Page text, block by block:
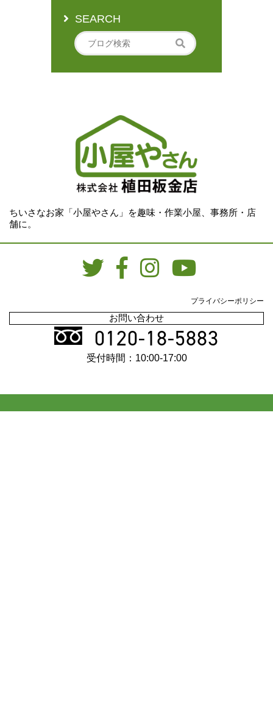
SEARCH
ちいさなお家「小屋やさん」を趣味・作業小屋、事務所・店
舗に。
プライバシーポリシー
お問い合わせ
0120-18-5883
受付時間：10:00-17:00